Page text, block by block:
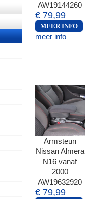
AW19144260
€ 79,99
MEER INFO
meer info
Armsteun
Nissan Almera
N16 vanaf
2000
AW19632920
€ 79,99